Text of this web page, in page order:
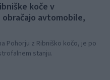
koče v
avtomobile,
Pohorju z Ribniško kočo, je po
stanju.